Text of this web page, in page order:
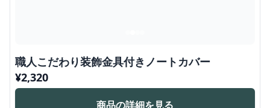
職人こだわり装飾金具付きノートカバー
¥2,320
商品の詳細を見る